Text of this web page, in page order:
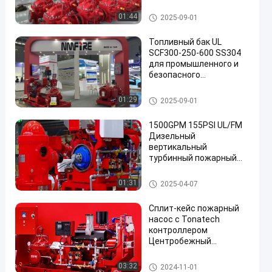
01:44
Разделенный пожарный нас
ос случая
2025-09-01
01:29
Топливный бак UL
SCF300-250-600 SS304
для промышленного и
безопасного
сертифицированный
UL/FM, для пожарного
корпусом
Разделенный пожарный нас
ос случая
2025-09-01
01:31
1500GPM 155PSI UL/FM
Дизельный
вертикальный
турбинный пожарный
Аварийное
водоснабжение для
муниципальных
объектов NMFIRE
Вертикальный пожарный нас
ос турбины
2025-04-07
03:32
Сплит-кейс пожарный
насос с Tonatech
контроллером
Центробежный
Перечисленные
Разделенный пожарный нас
2024-11-01